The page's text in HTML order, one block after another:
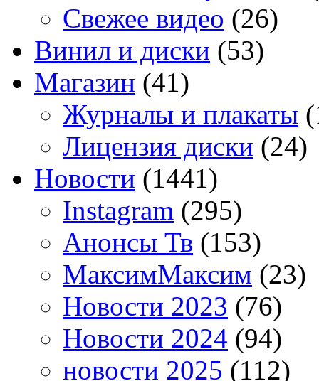
Свежее видео (26)
Винил и диски (53)
Магазин (41)
Журналы и плакаты
Лицензия диски (24)
Новости (1441)
Instagram (295)
Анонсы Тв (153)
МаксимМаксим (23)
Новости 2023 (76)
Новости 2024 (94)
новости 2025 (112)